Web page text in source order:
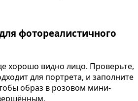
фотореалистичного
хорошо видно лицо. Проверьте,
для портрета, и заполните
образ в розовом мини-